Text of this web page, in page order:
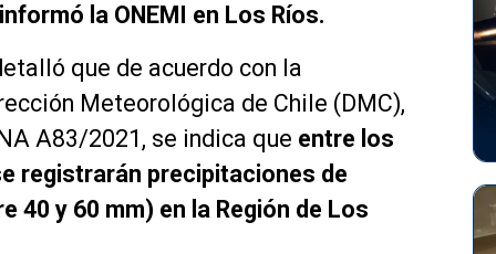
la ONEMI en Los Ríos.
que de acuerdo con la
Meteorológica de Chile (DMC),
A83/2021, se indica que entre los
registrarán precipitaciones de
40 y 60 mm) en la Región de Los